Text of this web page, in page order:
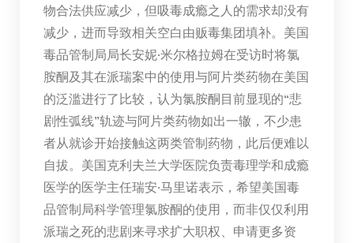
物合法供应减少，但吸毒成瘾之人的需求却没有
减少，进而导致相关空白由贩毒集团填补。美国
毒品管制局局长安妮·米尔格拉姆在受访时将氯
胺酮及其在派瑞案中的使用与阿片类药物在美国
的泛滥进行了比较，认为氯胺酮目前显现的“悲
剧性弧线”轨迹与阿片类药物如出一辙，不少患
者从就诊开始接触这两类管制药物，此后便难以
自拔。美国克利夫兰大学医院负责毒理学和成瘾
医学的医学主任瑞安·马里诺表示，希望美国毒
品管制局科学管理氯胺酮的使用，而非仅仅利用
派瑞之死的悲剧来寻求扩大职权、申请更多资